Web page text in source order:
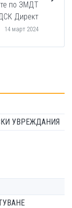
по ЗМДТ
Директ
14 март 2024
УВРЕЖДАНИЯ